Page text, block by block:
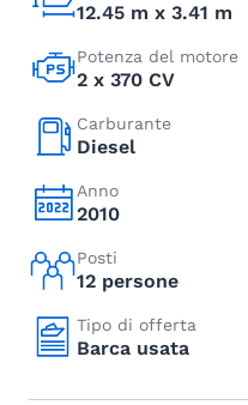
12.45 m x 3.41 m
Potenza del motore
2 x 370 CV
Carburante
Diesel
Anno
2010
Posti
12 persone
Tipo di offerta
Barca usata